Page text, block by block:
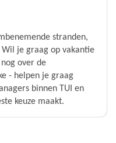
stranden,
je graag op vakantie
over de
- helpen je graag
binnen TUI en
keuze maakt.